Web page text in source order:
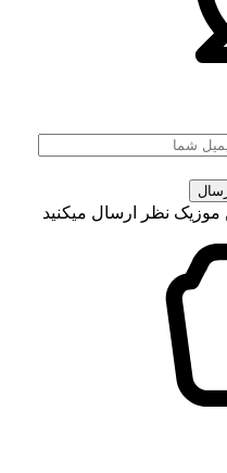
موزیک نظر ارسال میکنید